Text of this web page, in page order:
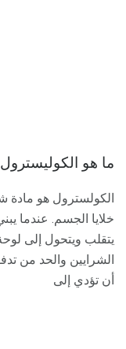
ما هو
الكولسترول هو مادة
خلايا الجسم. عندما
يتقلب ويتحول إلى
الشرايين والحد من
أن تؤدي إلى